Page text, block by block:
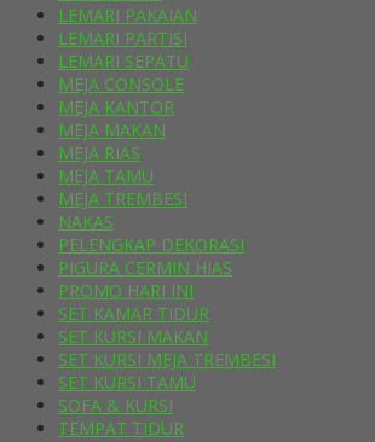
LEMARI PAKAIAN
LEMARI PARTISI
LEMARI SEPATU
MEJA CONSOLE
MEJA KANTOR
MEJA MAKAN
MEJA RIAS
MEJA TAMU
MEJA TREMBESI
NAKAS
PELENGKAP DEKORASI
PIGURA CERMIN HIAS
PROMO HARI INI
SET KAMAR TIDUR
SET KURSI MAKAN
SET KURSI MEJA TREMBESI
SET KURSI TAMU
SOFA & KURSI
TEMPAT TIDUR